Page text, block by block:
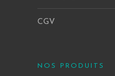
CGV
NOS PRODUITS